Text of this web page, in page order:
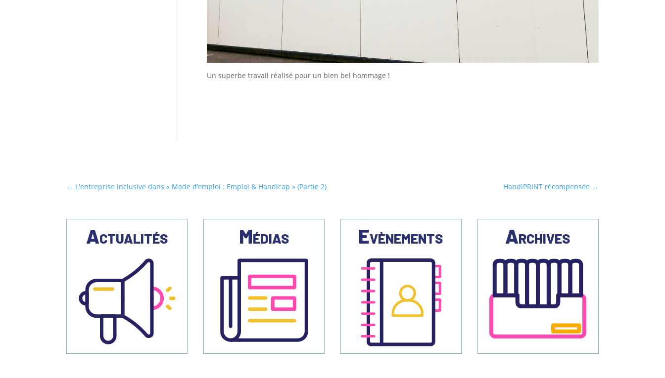
Un superbe travail réalisé pour un bien bel hommage !
← L'entreprise inclusive dans « Mode d’emploi : Emploi & Handicap » (Partie 2) HandiPRINT récompensée →
Actualités Médias Evènements Archives